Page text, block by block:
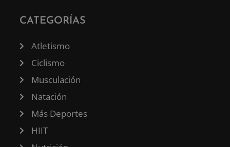
CATEGORÍAS
Atletismo
Ciclismo
Musculación
Natación
Más Deportes
HIIT